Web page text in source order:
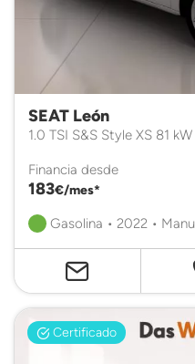
SEAT León
1.0 TSI S&S Style XS 81
Financia desde
183€/mes*
Gasolina • 2022 •
Certificado